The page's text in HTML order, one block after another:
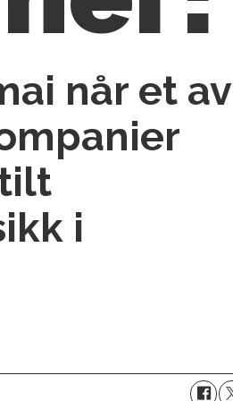
når et av
i